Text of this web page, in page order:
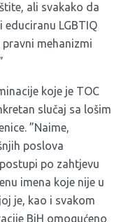
ali svakako da
LGBTIQ
mehanizmi
koje je TOC
slučaj sa lošim
”Naime,
poslova
po zahtjevu
imena koje nije u
je, kao i svakom
BiH omogućeno